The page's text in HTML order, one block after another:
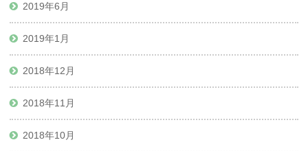
2019年6月
2019年1月
2018年12月
2018年11月
2018年10月